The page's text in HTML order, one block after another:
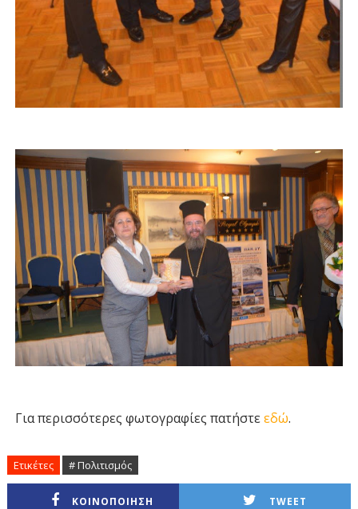
Για περισσότερες φωτογραφίες πατήστεεδώ.
Ετικέτες # Πολιτισμός
ΚΟΙΝΟΠΟΙΗΣΗ TWEET